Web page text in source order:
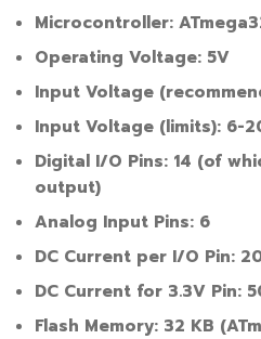
Microcontroller:
Operating Voltage: 5V
Input Voltage
Input Voltage (limits): 6-
Digital I/O Pins: 14 (of
output)
Analog Input Pins: 6
DC Current per I/O Pin:
DC Current for 3.3V Pin:
Flash Memory: 32 KB (